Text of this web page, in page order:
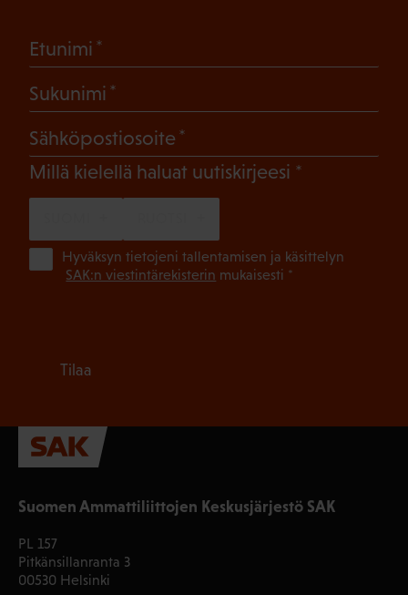
Suomen Ammattiliittojen Keskusjärjestö SAK
PL 157
Pitkänsillanranta 3
00530 Helsinki
Etunimi
Sukunimi
Sähköpostiosoite
Millä kielellä haluat uutiskirjeesi (Pakollinen)
Hyväksyn tietojeni tallentamisen ja käsittelyn
SAK:n viestintärekisterin mukaisesti *
Tilaa